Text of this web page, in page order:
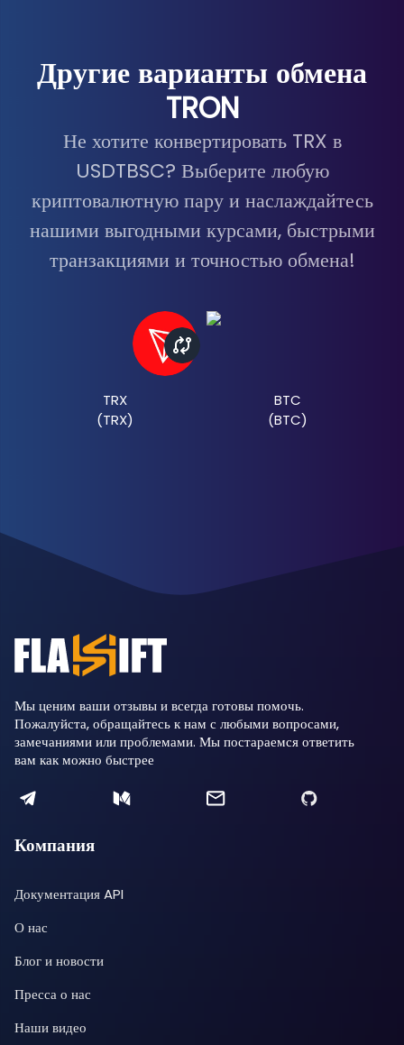
Другие варианты обмена
TRON
Не хотите конвертировать TRX в
USDTBSC? Выберите любую
криптовалютную пару и наслаждайтесь
нашими выгодными курсами, быстрыми
транзакциями и точностью обмена!
TRX
(TRX)
BTC
(BTC)
Мы ценим ваши отзывы и всегда готовы помочь.
Пожалуйста, обращайтесь к нам с любыми вопросами,
замечаниями или проблемами. Мы постараемся ответить
вам как можно быстрее
Компания
Документация API
О нас
Блог и новости
Пресса о нас
Наши видео